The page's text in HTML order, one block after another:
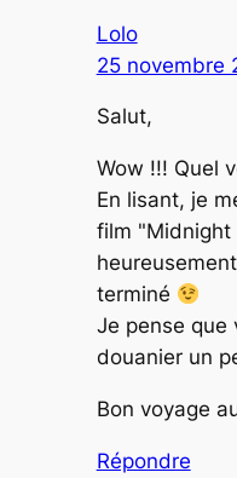
Lolo
25 novembre
Salut,
Wow !!! Quel
En lisant, je
film "Midnight
terminé
Je pense que
douanier un
Bon voyage
Répondre